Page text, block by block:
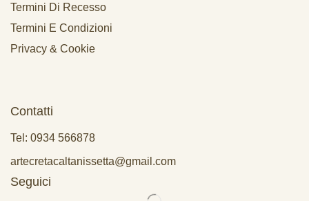
Termini Di Recesso
Termini E Condizioni
Privacy & Cookie
Contatti
Tel: 0934 566878
artecretacaltanissetta@gmail.com
Seguici